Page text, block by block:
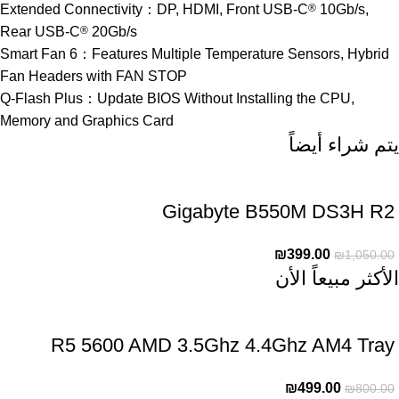
Extended Connectivity：DP, HDMI, Front USB-C® 10Gb/s,
Rear USB-C® 20Gb/s
Smart Fan 6：Features Multiple Temperature Sensors, Hybrid
Fan Headers with FAN STOP
Q-Flash Plus：Update BIOS Without Installing the CPU,
Memory and Graphics Card
يتم شراء أيضاً
Gigabyte B550M DS3H R2
₪1,050.00
₪399.00
الأكثر مبيعاً الأن
R5 5600 AMD 3.5Ghz 4.4Ghz AM4 Tray
₪800.00
₪499.00